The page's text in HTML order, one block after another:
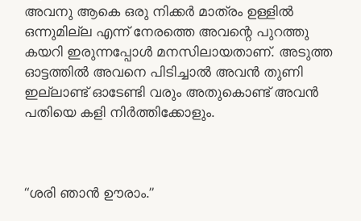
അവനു ആകെ ഒരു നിക്കർ മാത്രം ഉള്ളിൽ
ഒന്നുമില്ല എന്ന് നേരത്തെ അവന്റെ പുറത്തു
കയറി ഇരുന്നപ്പോൾ മനസിലായതാണ്. അടുത്ത
ഓട്ടത്തിൽ അവനെ പിടിച്ചാൽ അവൻ തുണി
ഇല്ലാണ്ട് ഓടേണ്ടി വരും അതുകൊണ്ട് അവൻ
പതിയെ കളി നിർത്തിക്കോളും.
“ശരി ഞാൻ ഊരാം.”